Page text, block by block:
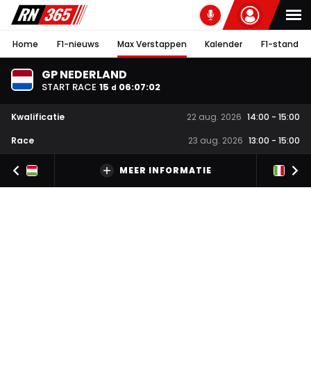
Home F1-nieuws Max Verstappen Kalender F1-stand
GP NEDERLAND
START RACE 15 d 06:07:01
Kwalificatie 22 aug. 2026 14:00 - 15:00
Race
23 aug. 2026 13:00 - 15:00
MEER INFORMATIE